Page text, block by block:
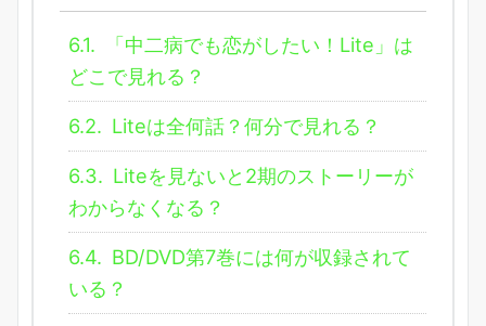
6.1.
「中二病でも恋がしたい！Lite」は
どこで見れる？
6.2. Liteは全何話？何分で見れる？
6.3. Liteを見ないと2期のストーリーが
わからなくなる？
6.4. BD/DVD第7巻には何が収録されて
いる？